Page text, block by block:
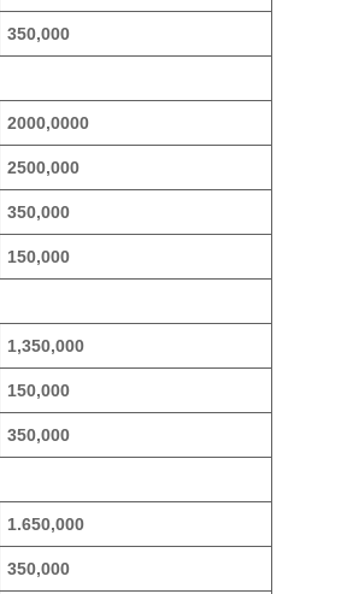
350,000
2000,0000
2500,000
350,000
150,000
1,350,000
150,000
350,000
1.650,000
350,000